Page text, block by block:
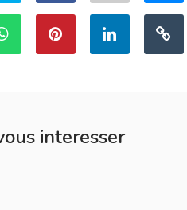
interesser